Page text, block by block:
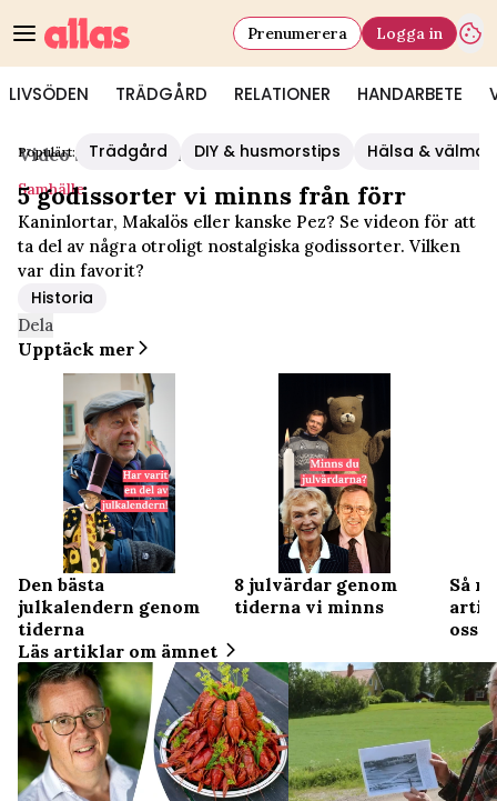
LIVSÖDEN TRÄDGÅRD RELATIONER HANDARBETE
Prenumerera Logga in
Populärt: Trädgård DIY & husmorstips Hälsa &
Video Start/Samhälle
Samhälle
5 godissorter vi minns från förr
Kaninlortar, Makalös eller kanske Pez? Se videon för att
ta del av några otroligt nostalgiska godissorter. Vilken
var din favorit?
Historia
Dela
Upptäck mer
Den bästa
julkalendern genom
tiderna
8 julvärdar genom
tiderna vi minns
Så
oss
Läs artiklar om ämnet